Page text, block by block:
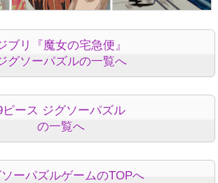
ブリ『魔女の宅急便』
グソーパズルの一覧へ
ピース ジグソーパズル
の一覧へ
ーパズルゲームのTOPへ